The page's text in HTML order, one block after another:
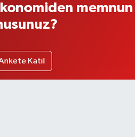
memnun
Katıl